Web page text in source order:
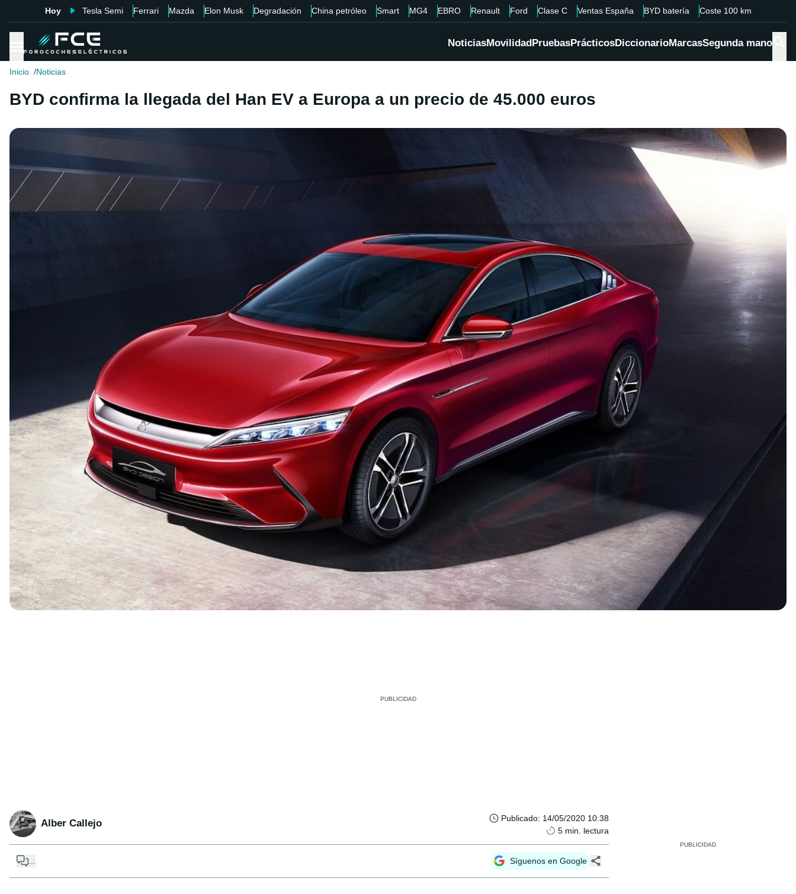
Hoy Tesla Semi Ferrari Mazda Elon Musk Degradación China petróleo Smart MG4 EBRO Renault Ford Clase C Ventas España BYD batería Coste 100 km
NoticiasMovilidadPruebasPrácticosDiccionarioMarcasSegunda mano
Inicio Noticias
BYD confirma la llegada del Han EV a Europa a un precio de 45.000 euros
Alber Callejo Publicado: 14/05/2020 10:38
5 min. lectura
Síguenos en Google